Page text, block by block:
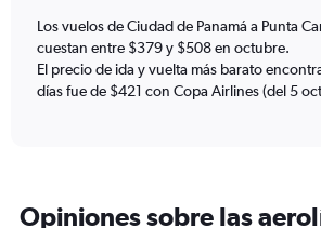
1
Y
axis
displaying
to
Los vuelos de Ciudad de Panamá a Punta
cuestan entre $379 y $508 en octubre.
El precio de ida y vuelta más barato
días fue de $421 con Copa Airlines (del 5
Opiniones sobre las